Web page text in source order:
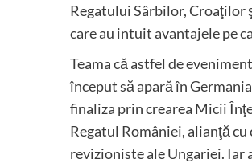
Regatului Sârbilor, Croaţilor
care au intuit avantajele pe
Teama că astfel de
început să apară în
finaliza prin crearea Micii
Regatul României, alianţă
revizioniste ale Ungariei. Iar